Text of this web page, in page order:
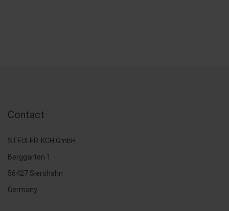
Contact
STEULER-KCH GmbH
Berggarten 1
56427 Siershahn
Germany